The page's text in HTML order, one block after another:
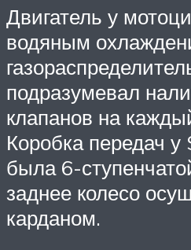
Двигатель у
водяным
подразумевал
клапанов на
Коробка передач
была 6-
заднее колесо
карданом.